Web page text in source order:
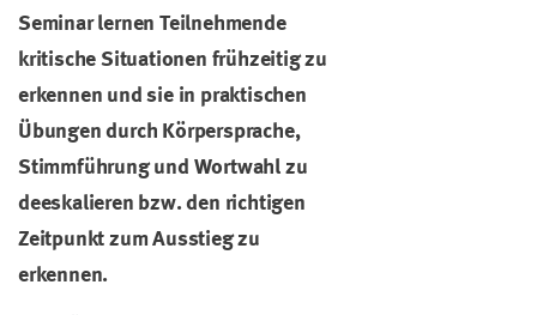
Seminar lernen Teilnehmende
kritische Situationen frühzeitig zu
erkennen und sie in praktischen
Übungen durch Körpersprache,
Stimmführung und Wortwahl zu
deeskalieren bzw. den richtigen
Zeitpunkt zum Ausstieg zu
erkennen.